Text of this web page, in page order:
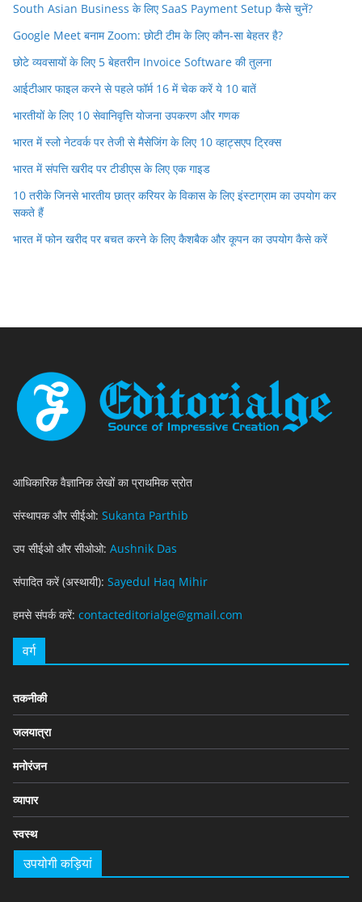
South Asian Business के लिए SaaS Payment Setup कैसे चुनें?
Google Meet बनाम Zoom: छोटी टीम के लिए कौन-सा बेहतर है?
छोटे व्यवसायों के लिए 5 बेहतरीन Invoice Software की तुलना
आईटीआर फाइल करने से पहले फॉर्म 16 में चेक करें ये 10 बातें
भारतीयों के लिए 10 सेवानिवृत्ति योजना उपकरण और गणक
भारत में स्लो नेटवर्क पर तेजी से मैसेजिंग के लिए 10 व्हाट्सएप ट्रिक्स
भारत में संपत्ति खरीद पर टीडीएस के लिए एक गाइड
10 तरीके जिनसे भारतीय छात्र करियर के विकास के लिए इंस्टाग्राम का उपयोग कर
सकते हैं
भारत में फोन खरीद पर बचत करने के लिए कैशबैक और कूपन का उपयोग कैसे करें
आधिकारिक वैज्ञानिक लेखों का प्राथमिक स्रोत
संस्थापक और सीईओ: Sukanta Parthib
उप सीईओ और सीओओ: Aushnik Das
संपादित करें (अस्थायी): Sayedul Haq Mihir
हमसे संपर्क करें: contacteditorialge@gmail.com
वर्ग
तकनीकी
जलयात्रा
मनोरंजन
व्यापार
स्वस्थ
उपयोगी कड़ियां